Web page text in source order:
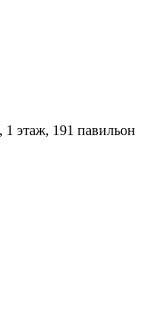
1 этаж, 191 павильон